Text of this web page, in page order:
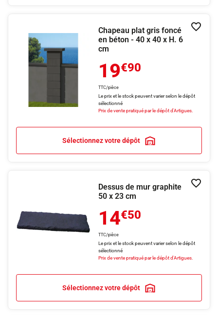
Chapeau plat gris foncé
en béton - 40 x 40 x H. 6
cm
19€90
TTC/pièce
Le prix et le stock peuvent varier selon le dépôt
sélectionné
Prix de vente pratiqué par le dépôt d'Artigues.
Sélectionnez votre dépôt
Dessus de mur graphite
50 x 23 cm
14€50
TTC/pièce
Le prix et le stock peuvent varier selon le dépôt
sélectionné
Prix de vente pratiqué par le dépôt d'Artigues.
Sélectionnez votre dépôt